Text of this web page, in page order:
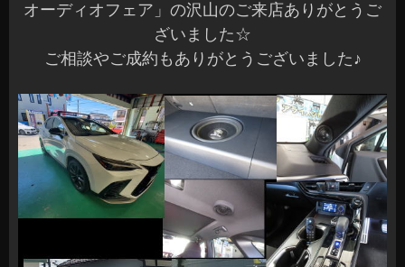
オーディオフェア」の沢山のご来店ありがとうご
ざいました☆
ご相談やご成約もありがとうございました♪